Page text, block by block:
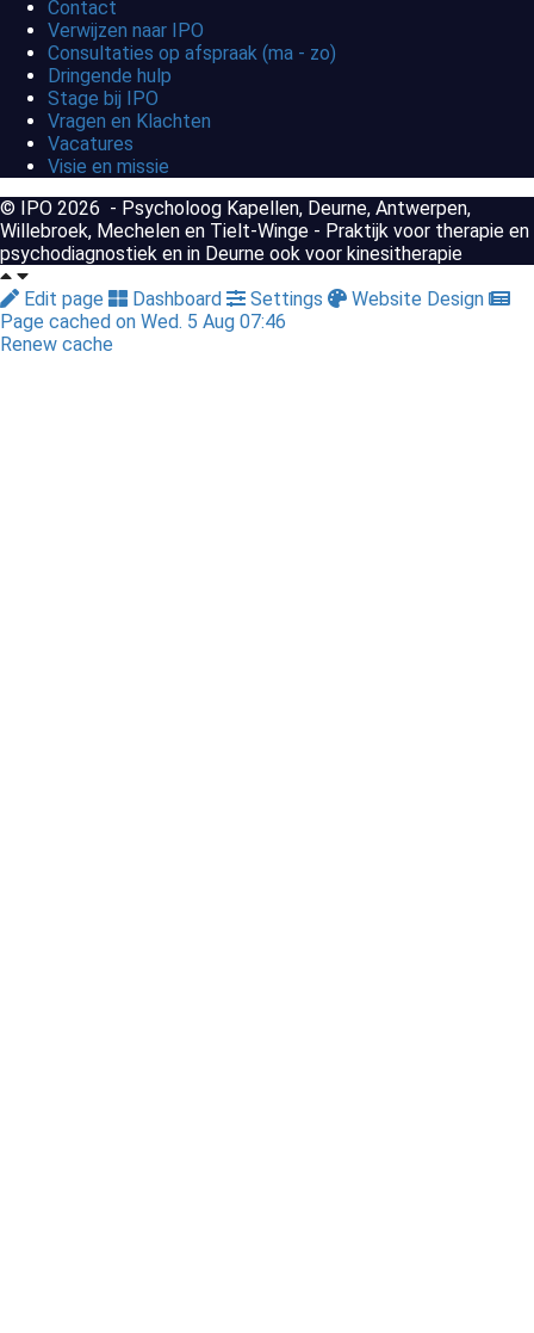
Contact
Verwijzen naar IPO
Consultaties op afspraak (ma - zo)
Dringende hulp
Stage bij IPO
Vragen en Klachten
Vacatures
Visie en missie
© IPO 2026 - Psycholoog Kapellen, Deurne, Antwerpen,
Willebroek, Mechelen en Tielt-Winge - Praktijk voor therapie en
psychodiagnostiek en in Deurne ook voor kinesitherapie
Edit page
Dashboard Settings
Website Design
Page cached on Wed. 5 Aug 07:46
Renew cache